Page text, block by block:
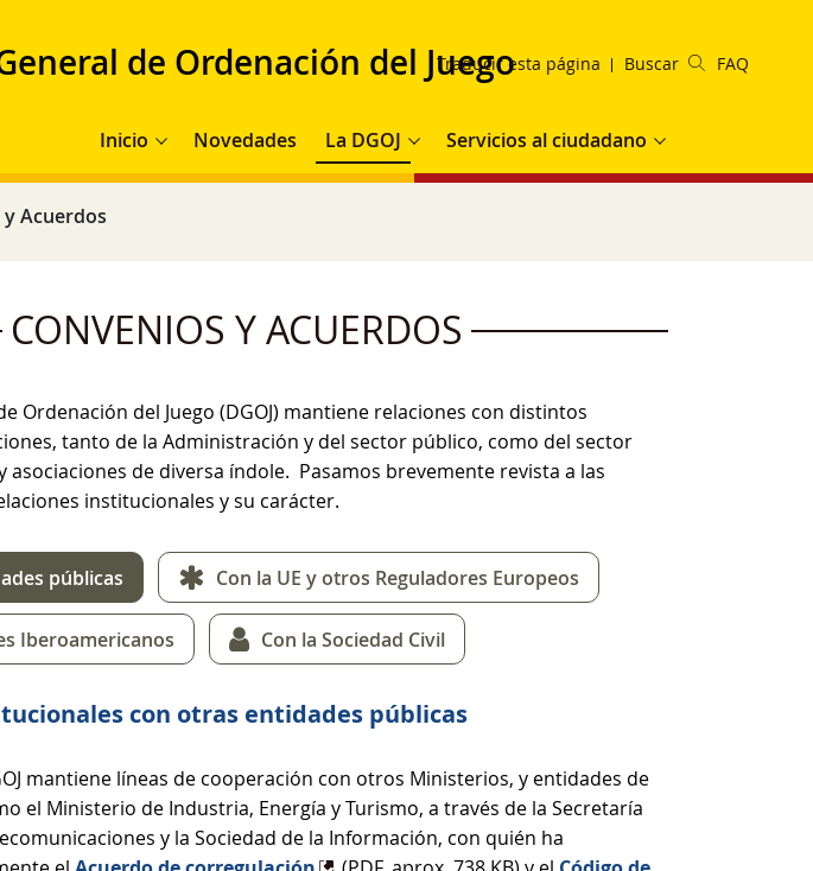
de Ordenación del JuegoTraducir esta página Buscar FAQ
Navegación principal
Inicio Novedades La DGOJ Servicios al ciudadano
Acuerdos
CONVENIOS Y ACUERDOS
Ordenación del Juego (DGOJ) mantiene relaciones con distintos
tanto de la Administración y del sector público, como del sector
asociaciones de diversa índole. Pasamos brevemente revista a las
institucionales y su carácter.
públicas Con la UE y otros Reguladores Europeos
Iberoamericanos Con la Sociedad Civil
con otras entidades públicas
mantiene líneas de cooperación con otros Ministerios, y entidades de
el Ministerio de Industria, Energía y Turismo, a través de la Secretaría
y la Sociedad de la Información, con quién ha